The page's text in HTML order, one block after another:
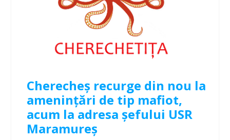
Cherecheș recurge din nou la
amenințări de tip mafiot,
acum la adresa șefului USR
Maramureș